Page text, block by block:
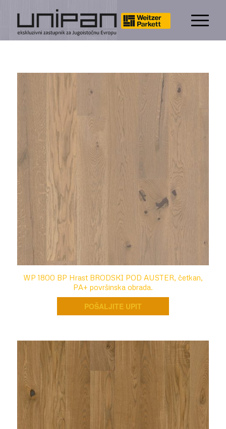
WP 1800 BP Hrast BRODSKI POD AUSTER, četkan,
PA+ površinska obrada.
POŠALJITE UPIT